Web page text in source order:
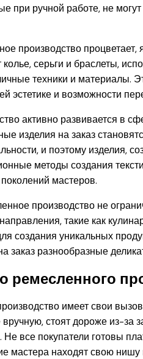
при ручной работе, не
производство процветает,
серьги и браслеты,
техники и материалы.
эстетике и возможности
активно развивается в
изделия на заказ
и поэтому изделия,
методы создания
мастеров.
производство не
такие как
создания уникальных
заказ разнообразные
имеет свои
стоят дороже из-за
все покупатели готовы
мастера находят свою нишу